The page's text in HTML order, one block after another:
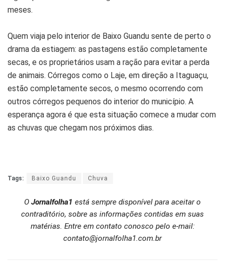
meses.
Quem viaja pelo interior de Baixo Guandu sente de perto o
drama da estiagem: as pastagens estão completamente
secas, e os proprietários usam a ração para evitar a perda
de animais. Córregos como o Laje, em direção a Itaguaçu,
estão completamente secos, o mesmo ocorrendo com
outros córregos pequenos do interior do município. A
esperança agora é que esta situação comece a mudar com
as chuvas que chegam nos próximos dias.
Tags: Baixo Guandu Chuva
O Jornalfolha1 está sempre disponível para aceitar o
contraditório, sobre as informações contidas em suas
matérias. Entre em contato conosco pelo e-mail:
contato@jornalfolha1.com.br